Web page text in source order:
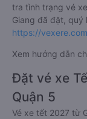
tra tình trạng vé
Giang đã đặt, quý
https://
Xem hướng dẫn
Đặt vé xe
Quận 5
Vé xe tết 2027 từ